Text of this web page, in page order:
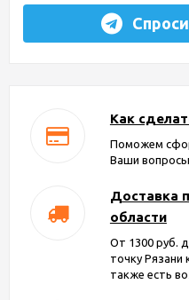
Как
Поможем
Ваши вопросы.
Доставка
области
От 1300 руб.
точку Рязани
также есть